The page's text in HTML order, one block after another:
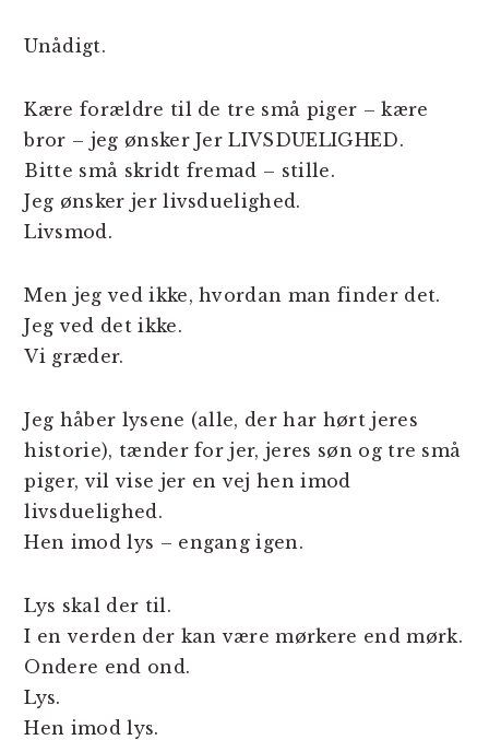
Unådigt.
Kære forældre til de tre små piger – kære
bror – jeg ønsker Jer LIVSDUELIGHED.
Bitte små skridt fremad – stille.
Jeg ønsker jer livsduelighed.
Livsmod.
Men jeg ved ikke, hvordan man finder det.
Jeg ved det ikke.
Vi græder.
Jeg håber lysene (alle, der har hørt jeres
historie), tænder for jer, jeres søn og tre små
piger, vil vise jer en vej hen imod
livsduelighed.
Hen imod lys – engang igen.
Lys skal der til.
I en verden der kan være mørkere end mørk.
Ondere end ond.
Lys.
Hen imod lys.